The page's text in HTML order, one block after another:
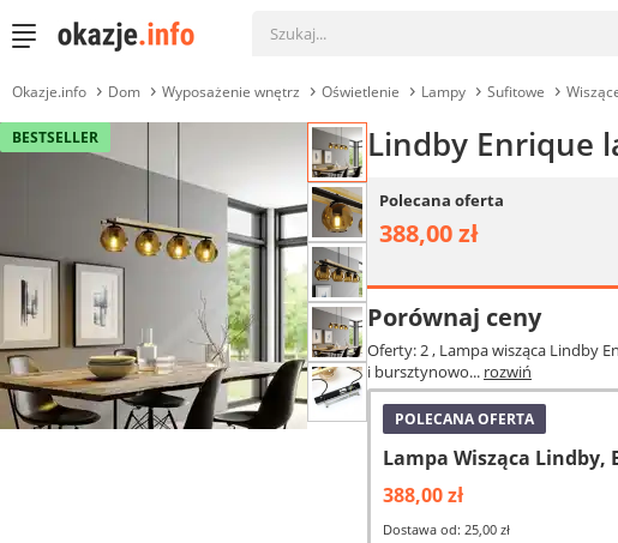
Okazje.info Dom Wyposażenie wnętrz Oświetlenie Lampy Sufitowe
BESTSELLER Lindby Enrique
Polecana oferta
388,00 zł
Porównaj ceny
Oferty: 2, Lampa wisząca Lindby
i bursztynowo... rozwiń
POLECANA OFERTA
Lampa Wisząca
388,00 zł
Dostawa od: 25,00 zł